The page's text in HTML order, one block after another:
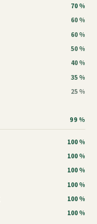
70 %
60 %
60 %
50 %
40 %
35 %
25 %
99 %
100 %
100 %
100 %
100 %
100 %
100 %